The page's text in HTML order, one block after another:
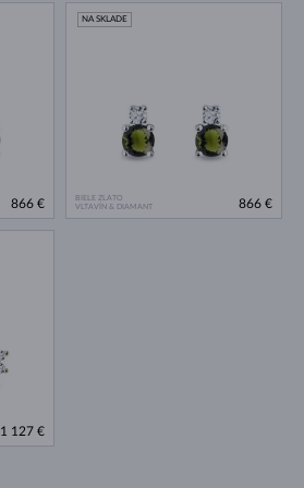
866 €
BIELE ZLATO
VLTAVÍN & DIAMANT
NA SKLADE
866 €
1 127 €